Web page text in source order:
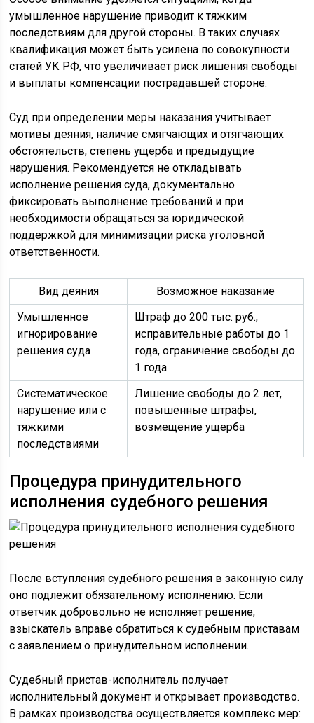
умышленное нарушение приводит к тяжким
последствиям для другой стороны. В таких случаях
квалификация может быть усилена по совокупности
статей УК РФ, что увеличивает риск лишения свободы
и выплаты компенсации пострадавшей стороне.
Суд при определении меры наказания учитывает
мотивы деяния, наличие смягчающих и отягчающих
обстоятельств, степень ущерба и предыдущие
нарушения. Рекомендуется не откладывать
исполнение решения суда, документально
фиксировать выполнение требований и при
необходимости обращаться за юридической
поддержкой для минимизации риска уголовной
ответственности.
Вид деяния
Возможное наказание
Умышленное
игнорирование
решения суда
Штраф до 200 тыс. руб.,
исправительные работы до 1
года, ограничение свободы до
1 года
Систематическое
нарушение или с
тяжкими
последствиями
Лишение свободы до 2 лет,
повышенные штрафы,
возмещение ущерба
Процедура принудительного
исполнения судебного решения
После вступления судебного решения в законную силу
оно подлежит обязательному исполнению. Если
ответчик добровольно не исполняет решение,
взыскатель вправе обратиться к судебным приставам
с заявлением о принудительном исполнении.
Судебный пристав-исполнитель получает
исполнительный документ и открывает производство.
В рамках производства осуществляется комплекс мер: